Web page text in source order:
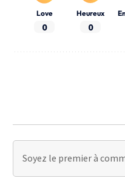
Love
0
Heureux
0